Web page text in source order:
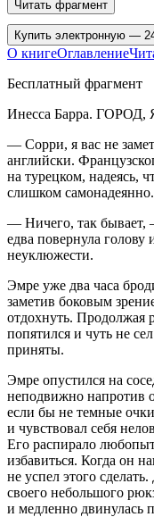
Читать фрагмент
Купить электронную —
О книгеОглавление
Бесплатный фрагмент
Инесса Барра.
— Сорри, я вас не
английски.
на турецком, надеясь,
слишком
— Ничего, так бывает,
едва повернула голову
неуклюжести.
Эмре уже два часа
заметив боковым
отдохнуть. Продолжая
попятился и чуть не
приняты.
Эмре опустился на
неподвижно напротив
если бы не темные
и чувствовал себя
Его распирало
избавиться. Когда он
не успел этого
своего небольшого
и медленно двинулась